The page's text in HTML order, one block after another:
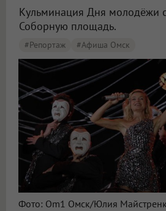
Кульминация Дня молодёжи
Соборную площадь.
#Репортаж #Афиша Омск
Фото: Om1 Омск/Юлия